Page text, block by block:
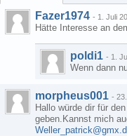
Fazer1974 - 1. Juli
Hätte Interesse an
poldi1 - 1.
Wenn dann
morpheus001 -
Hallo würde dir für
geben.Kannst mich